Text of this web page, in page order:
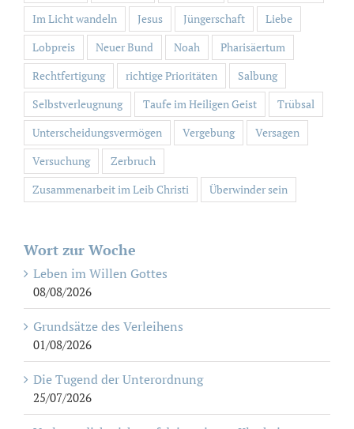
Im Licht wandeln
Jesus Jüngerschaft
Liebe
Lobpreis
Neuer Bund Noah
Pharisäertum
Rechtfertigung
richtige Prioritäten
Salbung
Selbstverleugnung
Taufe im Heiligen Geist
Trübsal
Unterscheidungsvermögen
Vergebung
Versagen
Versuchung
Zerbruch
Zusammenarbeit im Leib Christi
Überwinder sein
Wort zur Woche
Leben im Willen Gottes
08/08/2026
Grundsätze des Verleihens
01/08/2026
Die Tugend der Unterordnung
25/07/2026